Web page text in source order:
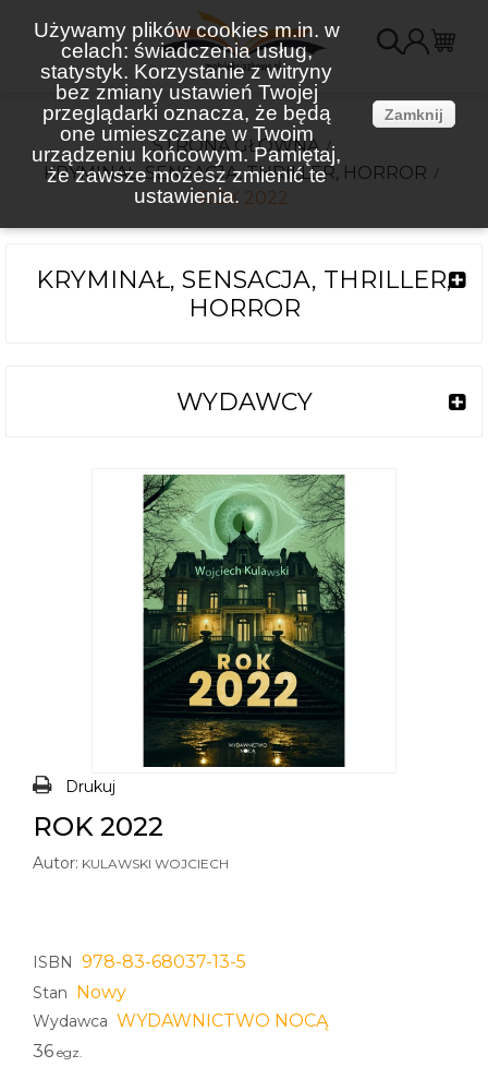
Używamy plików cookies m.in. w
celach: świadczenia usług,
statystyk. Korzystanie z witryny
bez zmiany ustawień Twojej
przeglądarki oznacza, że będą
one umieszczane w Twoim
urządzeniu końcowym. Pamiętaj,
że zawsze możesz zmienić te
ustawienia.
Zamknij
STRONA GŁÓWNA
KRYMINAŁ, SENSACJA, THRILLER, HORROR
ROK 2022
KRYMINAŁ, SENSACJA, THRILLER,
HORROR
WYDAWCY
Drukuj
ROK 2022
Autor: KULAWSKI WOJCIECH
ISBN 978-83-68037-13-5
Stan Nowy
Wydawca WYDAWNICTWO NOCĄ
36 egz.